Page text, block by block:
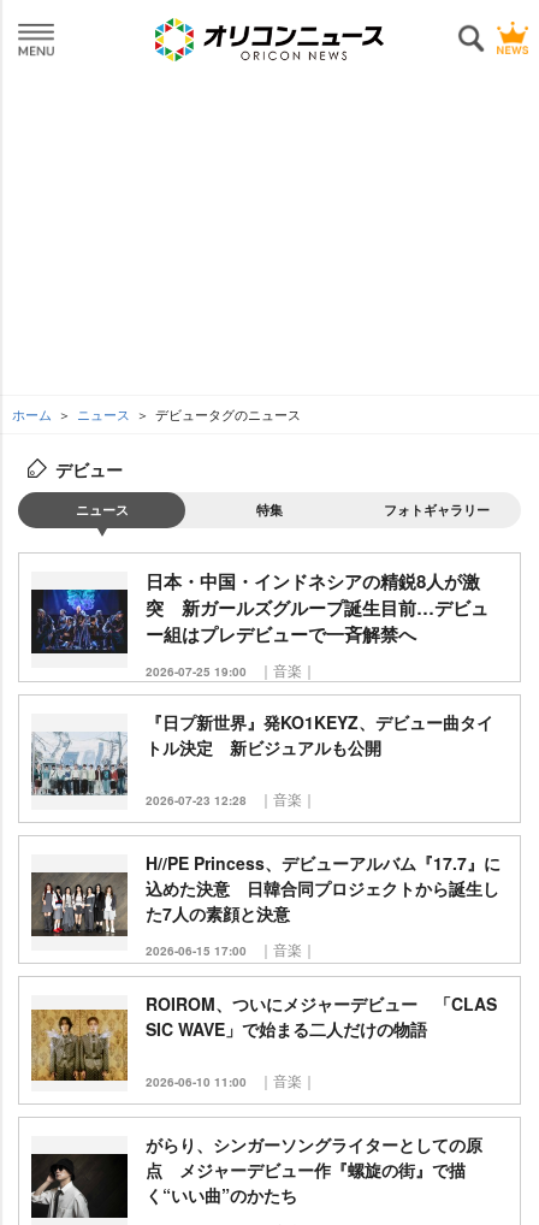
ホーム ニュース デビュータグのニュース
デビュー
ニュース 特集 フォトギャラリー
日本・中国・インドネシアの精鋭8人が激
突 新ガールズグループ誕生目前…デビュ
ー組はプレデビューで一斉解禁へ
2026-07-25 19:00 ｜音楽｜
『日プ新世界』発KO1KEYZ、デビュー曲タイ
トル決定 新ビジュアルも公開
2026-07-23 12:28 ｜音楽｜
H//PE Princess、デビューアルバム『17.7』に
込めた決意 日韓合同プロジェクトから誕生し
た7人の素顔と決意
2026-06-15 17:00 ｜音楽｜
ROIROM、ついにメジャーデビュー 「CLAS
SIC WAVE」で始まる二人だけの物語
2026-06-10 11:00 ｜音楽｜
がらり、シンガーソングライターとしての原
点 メジャーデビュー作『螺旋の街』で描
く“いい曲”のかたち